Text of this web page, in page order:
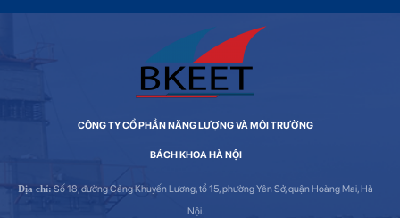
CÔNG TY CỔ PHẦN NĂNG LƯỢNG VÀ MÔI TRƯỜNG
BÁCH KHOA HÀ NỘI
Địa chỉ: Số 18, đường Cảng Khuyến Lương, tổ 15, phường Yên Sở, quận Hoàng Mai, Hà
Nội.